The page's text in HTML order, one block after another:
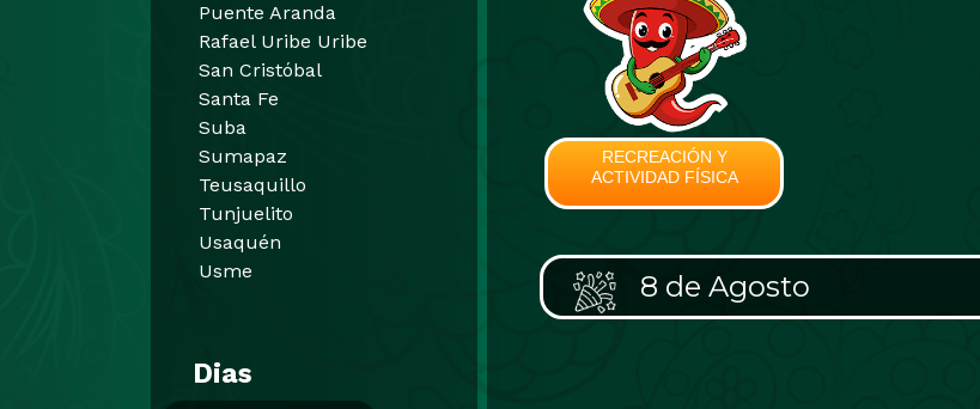
Puente Aranda
Rafael Uribe Uribe
San Cristóbal
Santa Fe
Suba
Sumapaz
Teusaquillo
Tunjuelito
Usaquén
Usme
Dias
RECREACIÓN Y
ACTIVIDAD FÍSICA
8 de Agosto